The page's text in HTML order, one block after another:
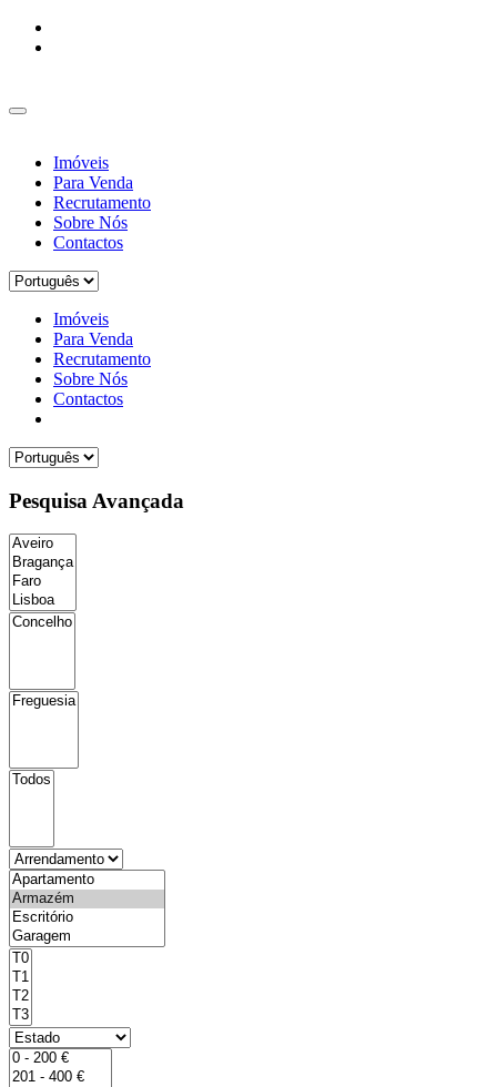
Imóveis
Para Venda
Recrutamento
Sobre Nós
Contactos
Imóveis
Para Venda
Recrutamento
Sobre Nós
Contactos
Pesquisa Avançada